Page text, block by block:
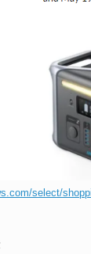
select/